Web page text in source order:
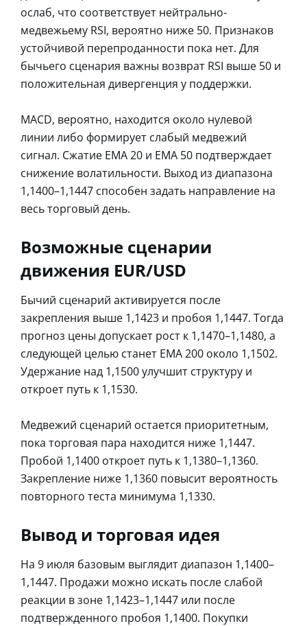
ослаб, что соответствует нейтрально-
медвежьему RSI, вероятно ниже 50. Признаков
устойчивой перепроданности пока нет. Для
бычьего сценария важны возврат RSI выше 50 и
положительная дивергенция у поддержки.
MACD, вероятно, находится около нулевой
линии либо формирует слабый медвежий
сигнал. Сжатие EMA 20 и EMA 50 подтверждает
снижение волатильности. Выход из диапазона
1,1400–1,1447 способен задать направление на
весь торговый день.
Возможные сценарии
движения EUR/USD
Бычий сценарий активируется после
закрепления выше 1,1423 и пробоя 1,1447. Тогда
прогноз цены допускает рост к 1,1470–1,1480, а
следующей целью станет EMA 200 около 1,1502.
Удержание над 1,1500 улучшит структуру и
откроет путь к 1,1530.
Медвежий сценарий остается приоритетным,
пока торговая пара находится ниже 1,1447.
Пробой 1,1400 откроет путь к 1,1380–1,1360.
Закрепление ниже 1,1360 повысит вероятность
повторного теста минимума 1,1330.
Вывод и торговая идея
На 9 июля базовым выглядит диапазон 1,1400–
1,1447. Продажи можно искать после слабой
реакции в зоне 1,1423–1,1447 или после
подтвержденного пробоя 1,1400. Покупки